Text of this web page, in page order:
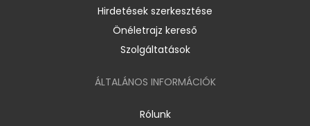
Hirdetések szerkesztése
Önéletrajz kereső
Szolgáltatások
ÁLTALÁNOS INFORMÁCIÓK
Rólunk